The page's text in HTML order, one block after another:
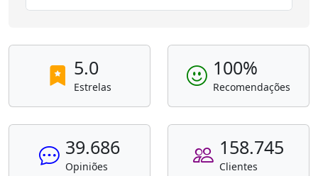
5.0
Estrelas
100%
Recomendações
39.686
Opiniões
158.745
Clientes